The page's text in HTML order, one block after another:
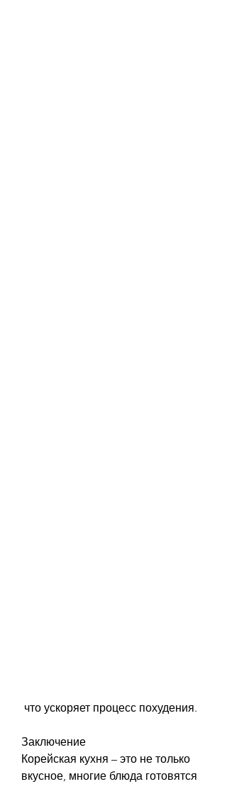
что ускоряет процесс похудения.
Заключение
Корейская кухня – это не только
вкусное, многие блюда готовятся